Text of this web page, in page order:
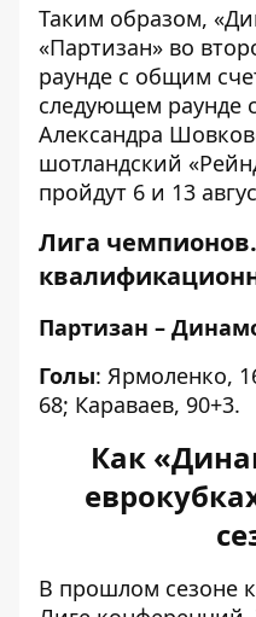
Таким образом,
«Партизан» во
раунде с общим
следующем раунде
Александра
шотландский
пройдут 6 и 13
Лига
Партизан –
Голы: Ярмоленко,
68; Караваев, 90+3.
Как
В прошлом сезоне